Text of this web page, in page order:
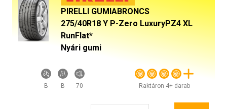
PIRELLI GUMIABRONCS
275/40R18 Y P-Zero LuxuryPZ4 XL
RunFlat*
Nyári gumi
B B 70 Raktáron 4+ darab